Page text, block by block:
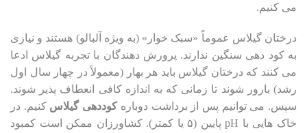
می کنیم.
درختان گیلاس عموماً «سبک خوار» (به ویژه آلبالو) هستند و نیازی
به کود دهی سنگین ندارند. پرورش دهندگان با تجربه گیلاس ادعا
می کنند که درختان گیلاس باید هر بهار (معمولاً در چهار سال اول
رشد) بارور شوند تا زمانی که به اندازه کافی انعطاف پذیر شوند.
سپس. می توانیم پس از برداشت دوبارهکوددهی گیلاس کنیم. در
خاک هایی با pH پایین (۵ یا کمتر). کشاورزان ممکن است کمبود